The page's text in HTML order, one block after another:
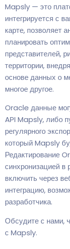
Mapsly — это
интегрируется с
карте, позволяет
планировать
представителей,
территории,
основе данных о
многое другое.
Oracle данные
API Mapsly, либо
регулярного
который Mapsly
Редактирование
синхронизацией
включить через
интеграцию,
разработчика.
Обсудите с нами,
с Mapsly.